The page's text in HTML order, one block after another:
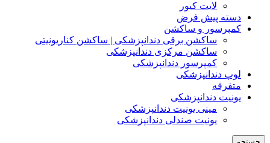
لایت کیور
دسته پیش فرض
کمپرسور و ساکشن
ساکشن برقی دندانپزشکی | ساکشن کناریونیتی
ساکشن مرکزی دندانپزشکی
کمپرسور دندانپزشکی
لوپ دندانپزشکی
متفرقه
یونیت دندانپزشکی
مینی یونیت دندانپزشکی
یونیت صندلی دندانپزشکی